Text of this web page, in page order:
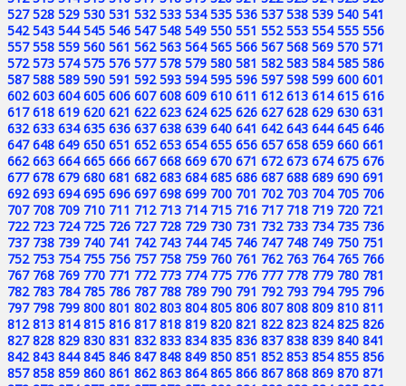
527 528 529 530 531 532 533 534 535 536 537 538 539 540 541
542 543 544 545 546 547 548 549 550 551 552 553 554 555 556
557 558 559 560 561 562 563 564 565 566 567 568 569 570 571
572 573 574 575 576 577 578 579 580 581 582 583 584 585 586
587 588 589 590 591 592 593 594 595 596 597 598 599 600 601
602 603 604 605 606 607 608 609 610 611 612 613 614 615 616
617 618 619 620 621 622 623 624 625 626 627 628 629 630 631
632 633 634 635 636 637 638 639 640 641 642 643 644 645 646
647 648 649 650 651 652 653 654 655 656 657 658 659 660 661
662 663 664 665 666 667 668 669 670 671 672 673 674 675 676
677 678 679 680 681 682 683 684 685 686 687 688 689 690 691
692 693 694 695 696 697 698 699 700 701 702 703 704 705 706
707 708 709 710 711 712 713 714 715 716 717 718 719 720 721
722 723 724 725 726 727 728 729 730 731 732 733 734 735 736
737 738 739 740 741 742 743 744 745 746 747 748 749 750 751
752 753 754 755 756 757 758 759 760 761 762 763 764 765 766
767 768 769 770 771 772 773 774 775 776 777 778 779 780 781
782 783 784 785 786 787 788 789 790 791 792 793 794 795 796
797 798 799 800 801 802 803 804 805 806 807 808 809 810 811
812 813 814 815 816 817 818 819 820 821 822 823 824 825 826
827 828 829 830 831 832 833 834 835 836 837 838 839 840 841
842 843 844 845 846 847 848 849 850 851 852 853 854 855 856
857 858 859 860 861 862 863 864 865 866 867 868 869 870 871